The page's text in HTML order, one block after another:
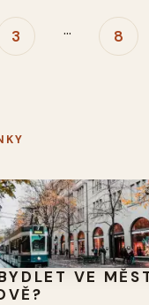
3 ... 8
VE